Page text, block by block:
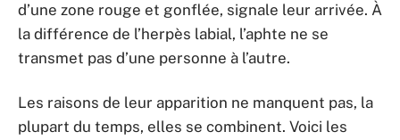
d’une zone rouge et gonflée, signale leur arrivée. À
la différence de l’herpès labial, l’aphte ne se
transmet pas d’une personne à l’autre.
Les raisons de leur apparition ne manquent pas, la
plupart du temps, elles se combinent. Voici les